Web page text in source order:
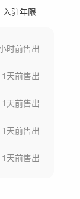
入驻年限
时前售出
1天前售出
1天前售出
1天前售出
1天前售出